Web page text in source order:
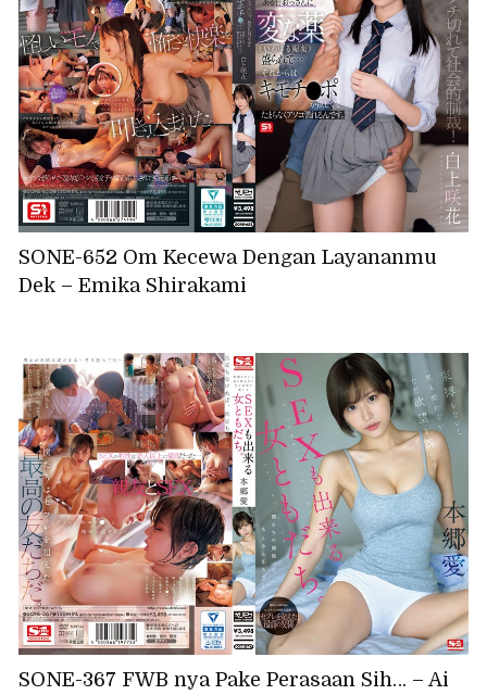
SONE-652 Om Kecewa Dengan Layananmu
Dek – Emika Shirakami
SONE-367 FWB nya Pake Perasaan Sih… – Ai